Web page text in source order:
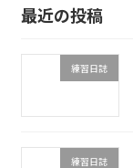
最近の投稿
練習日誌
練習日誌